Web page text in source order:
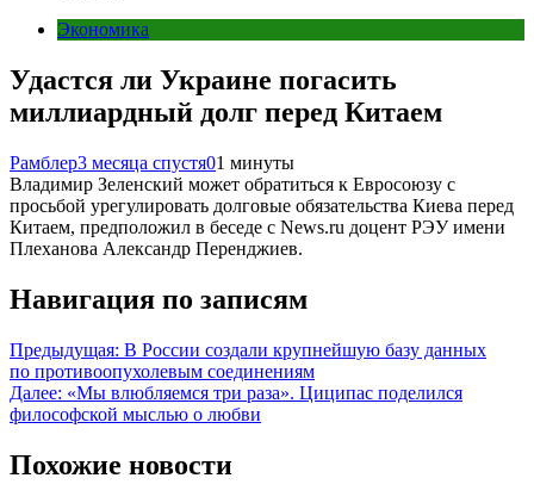
Экономика
Удастся ли Украине погасить
миллиардный долг перед Китаем
Рамблер3 месяца спустя01 минуты
Владимир Зеленский может обратиться к Евросоюзу с
просьбой урегулировать долговые обязательства Киева перед
Китаем, предположил в беседе с News.ru доцент РЭУ имени
Плеханова Александр Перенджиев.
Навигация по записям
Предыдущая: В России создали крупнейшую базу данных
по противоопухолевым соединениям
Далее: «Мы влюбляемся три раза». Циципас поделился
философской мыслью о любви
Похожие новости